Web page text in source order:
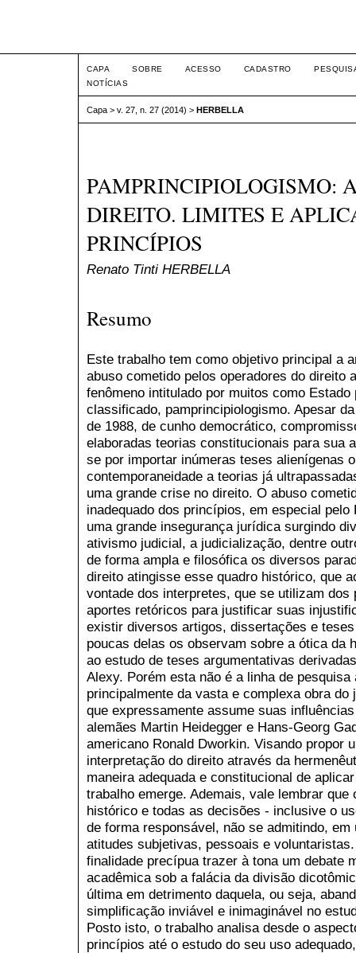
CAPA SOBRE ACESSO CADASTRO
NOTÍCIAS
Capa > v. 27, n. 27 (2014) > HERBELLA
PAMPRINCIPIOLOGISMO:
DIREITO. LIMITES E
PRINCÍPIOS
Renato Tinti HERBELLA
Resumo
Este trabalho tem como objetivo principal a
abuso cometido pelos operadores do direito
fenômeno intitulado por muitos como
classificado, pamprincipiologismo. Apesar
de 1988, de cunho democrático,
elaboradas teorias constitucionais para sua
se por importar inúmeras teses alienígenas
contemporaneidade a teorias já
uma grande crise no direito. O abuso
inadequado dos princípios, em especial
uma grande insegurança jurídica surgindo
ativismo judicial, a judicialização, dentre
de forma ampla e filosófica os diversos
direito atingisse esse quadro histórico, que
vontade dos interpretes, que se utilizam
aportes retóricos para justificar suas
existir diversos artigos, dissertações e
poucas delas os observam sobre a ótica da
ao estudo de teses argumentativas
Alexy. Porém esta não é a linha de
principalmente da vasta e complexa obra
que expressamente assume suas
alemães Martin Heidegger e Hans-Georg
americano Ronald Dworkin. Visando propor
interpretação do direito através da
maneira adequada e constitucional de
trabalho emerge. Ademais, vale lembrar
histórico e todas as decisões - inclusive o
de forma responsável, não se admitindo,
atitudes subjetivas, pessoais e
finalidade precípua trazer à tona um debate
acadêmica sob a falácia da divisão
última em detrimento daquela, ou seja,
simplificação inviável e inimaginável no
Posto isto, o trabalho analisa desde o
princípios até o estudo do seu uso